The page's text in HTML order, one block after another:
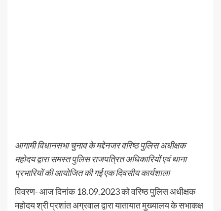
आगामी विधानसभा चुनाव के मद्देनजर वरिष्ठ पुलिस अधीक्षक
महोदय द्वारा समस्त पुलिस राजपत्रित अधिकारियों एवं थाना
प्रभारियों की आयोजित की गई एक दिवसीय कार्यशाला
विवरण- आज दिनांक 18.09.2023 को वरिष्ठ पुलिस अधीक्षक
महोदय श्री प्रशांत अग्रवाल द्वारा यातायात मुख्यालय के सभाकक्ष